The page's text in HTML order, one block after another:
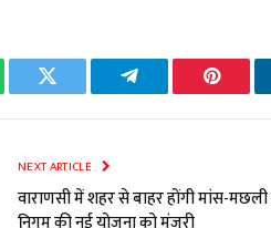
Twitter Telegram
NEXT ARTICLE
वाराणसी में शहर से बाहर होंगी मांस-